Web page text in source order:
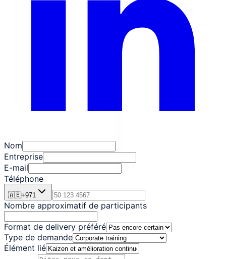
Nom
Entreprise
E-mail
Téléphone
🇦🇪+971
Nombre approximatif de participants
Format de delivery préféré
Type de demande
Élément lié